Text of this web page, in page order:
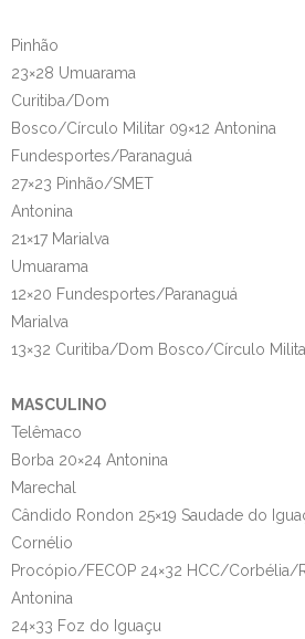
Pinhão
23×28 Umuarama
Curitiba/Dom
Bosco/Círculo Militar 09×12 Antonina
Fundesportes/Paranaguá
27×23 Pinhão/SMET
Antonina
21×17 Marialva
Umuarama
12×20 Fundesportes/Paranaguá
Marialva
13×32 Curitiba/Dom Bosco/Círculo
MASCULINO
Telêmaco
Borba 20×24 Antonina
Marechal
Cândido Rondon 25×19 Saudade do
Cornélio
Procópio/FECOP 24×32 HCC/Corbélia/
Antonina
24×33 Foz do Iguaçu